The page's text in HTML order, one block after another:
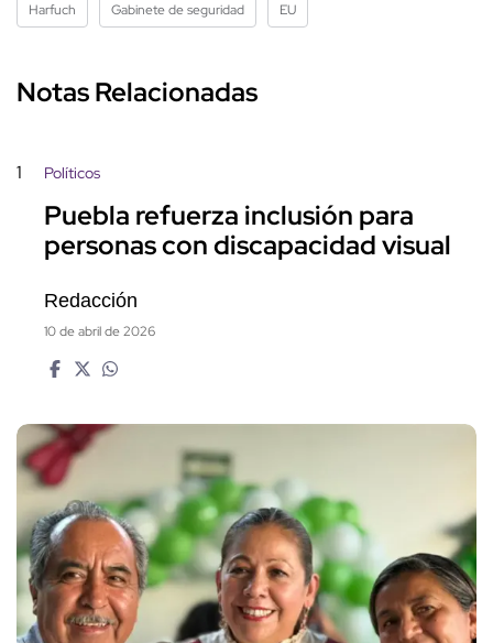
Harfuch Gabinete de seguridad EU
Notas Relacionadas
1 Políticos
Puebla refuerza inclusión para
personas con discapacidad visual
Redacción
10 de abril de 2026